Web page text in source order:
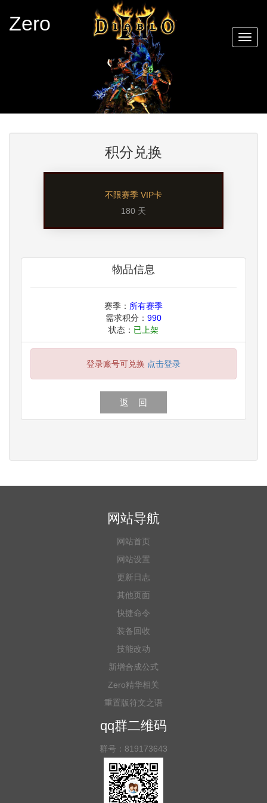
Zero
积分兑换
不限赛季 VIP卡
180 天
物品信息
赛季： 所有赛季
需求积分： 990
状态： 已上架
登录账号可兑换 点击登录
返 回
网站导航
网站首页
网站设置
更新日志
其他页面
快捷命令
装备回收
技能改动
新增合成公式
Zero精华相关
重置版符文之语
qq群二维码
群号：819173643